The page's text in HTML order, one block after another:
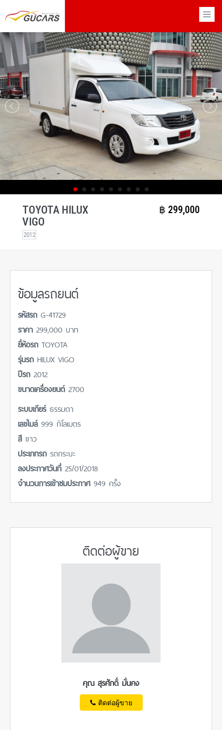
×
TOYOTA HILUX
VIGO
2012
฿​ 299,000
ข้อมูลรถยนต์
รหัสรถ G-41729
ราคา 299,000 บาท
ยี่ห้อรถ TOYOTA
รุ่นรถ HILUX VIGO
ปีรถ 2012
ขนาดเครื่องยนต์ 2700
ระบบเกียร์ ธรรมดา
เลขไมล์ 999 กิโลเมตร
สี ขาว
ประเภทรถ รถกระบะ
ลงประกาศวันที่ 25/01/2018
จำนวนการเข้าชมประกาศ 949 ครั้ง
ติดต่อผู้ขาย
คุณ สุรศักดิ์ มั่นคง
ติดต่อผู้ขาย